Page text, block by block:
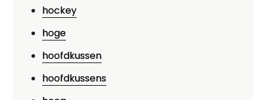
hockey
hoge
hoofdkussen
hoofdkussens